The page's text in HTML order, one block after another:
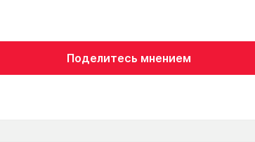
Поделитесь мнением